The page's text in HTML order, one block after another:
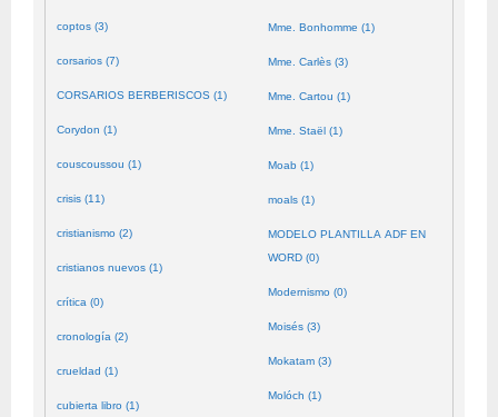
coptos (3)
corsarios (7)
CORSARIOS BERBERISCOS (1)
Corydon (1)
couscoussou (1)
crisis (11)
cristianismo (2)
cristianos nuevos (1)
crítica (0)
cronología (2)
crueldad (1)
cubierta libro (1)
Mme. Bonhomme (1)
Mme. Carlès (3)
Mme. Cartou (1)
Mme. Staël (1)
Moab (1)
moals (1)
MODELO PLANTILLA ADF EN
WORD (0)
Modernismo (0)
Moisés (3)
Mokatam (3)
Molóch (1)